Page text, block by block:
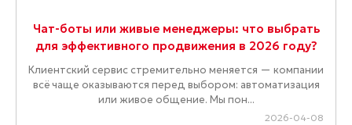
Чат-боты или живые менеджеры: что выбрать
для эффективного продвижения в 2026 году?
Клиентский сервис стремительно меняется — компании
всё чаще оказываются перед выбором: автоматизация
или живое общение. Мы пон...
2026-04-08